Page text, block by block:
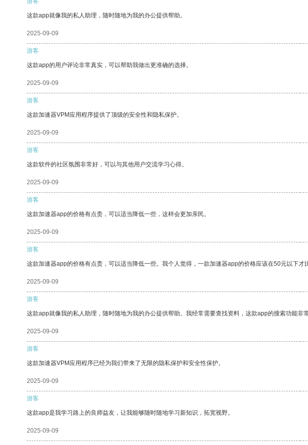
这款app就像我的私人助理，随时随地为我的办公提供帮助。
2025-09-09
游客
这款app的用户评论非常真实，可以帮助我做出更准确的选择。
2025-09-09
游客
这款加速器VPM应用程序提供了顶级的安全性和隐私保护。
2025-09-09
游客
这款软件的社区氛围非常好，可以与其他用户交流学习心得。
2025-09-09
游客
这款加速器app的价格有点贵，可以适当降低一些，这样会更加亲民。
2025-09-09
游客
这款加速器app的价格有点贵，可以适当降低一些。我个人觉得，一款加速器app的价格应该在50元以下才
2025-09-09
游客
这款app就像我的私人助理，随时随地为我的办公提供帮助。我经常需要查找资料，这款app的搜索功能非
2025-09-09
游客
这款加速器VPM应用程序已经为我们带来了无限的隐私保护和安全性保护。
2025-09-09
游客
这款app是我学习路上的良师益友，让我能够随时随地学习新知识，拓宽视野。
2025-09-09